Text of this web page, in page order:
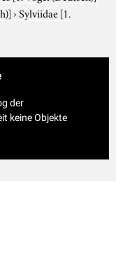
›Sylviidae [1.
der
keine Objekte